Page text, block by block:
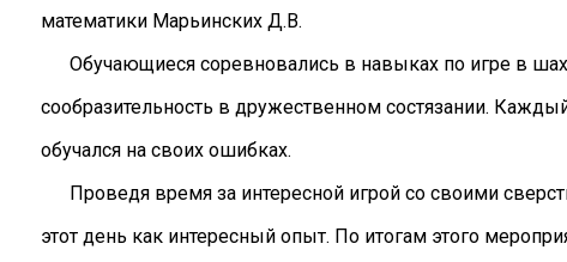
математики Марьинских Д.В.
Обучающиеся соревновались в навыках по игре в
сообразительность в дружественном состязании.
обучался на своих ошибках.
Проведя время за интересной игрой со своими
этот день как интересный опыт. По итогам этого